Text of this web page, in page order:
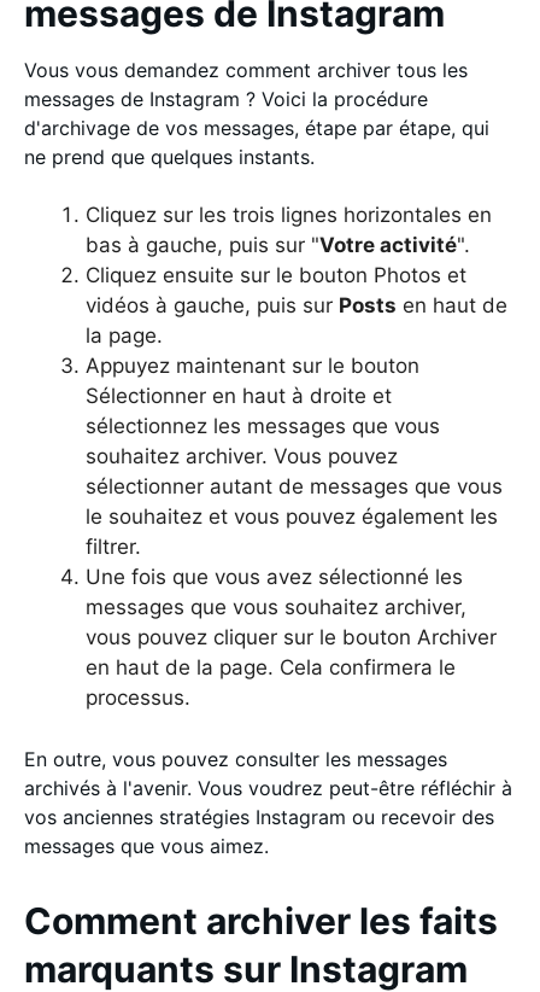
messages de Instagram
Vous vous demandez comment archiver tous les
messages de Instagram ? Voici la procédure
d'archivage de vos messages, étape par étape, qui
ne prend que quelques instants.
Cliquez sur les trois lignes horizontales en
bas à gauche, puis sur "Votre activité".
Cliquez ensuite sur le bouton Photos et
vidéos à gauche, puis sur Posts en haut de
la page.
Appuyez maintenant sur le bouton
Sélectionner en haut à droite et
sélectionnez les messages que vous
souhaitez archiver. Vous pouvez
sélectionner autant de messages que vous
le souhaitez et vous pouvez également les
filtrer.
Une fois que vous avez sélectionné les
messages que vous souhaitez archiver,
vous pouvez cliquer sur le bouton Archiver
en haut de la page. Cela confirmera le
processus.
En outre, vous pouvez consulter les messages
archivés à l'avenir. Vous voudrez peut-être réfléchir à
vos anciennes stratégies Instagram ou recevoir des
messages que vous aimez.
Comment archiver les faits
marquants sur Instagram